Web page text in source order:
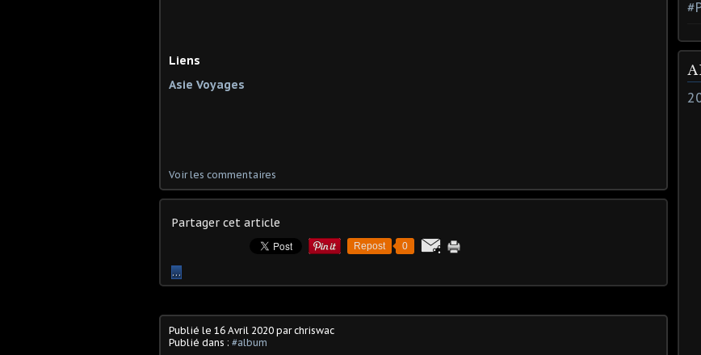
Liens
Asie Voyages
Voir les commentaires
Partager cet article
Repost 0
…
Publié le 16 Avril 2020 par chriswac
Publié dans : #album